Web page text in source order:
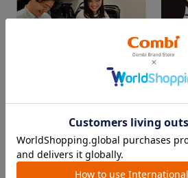
出産準備を学べるイベント
メッ